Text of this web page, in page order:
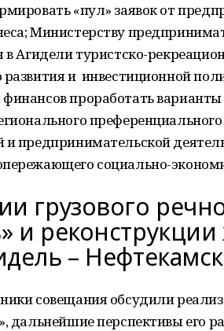
«пул» заявок от
Министерству
в Агидели туристско-
развития и инвестиционной
проработать
и предпринимательской
социально-
грузового
и
– Нефтекамск
совещания обсудили
дальнейшие перспективы его